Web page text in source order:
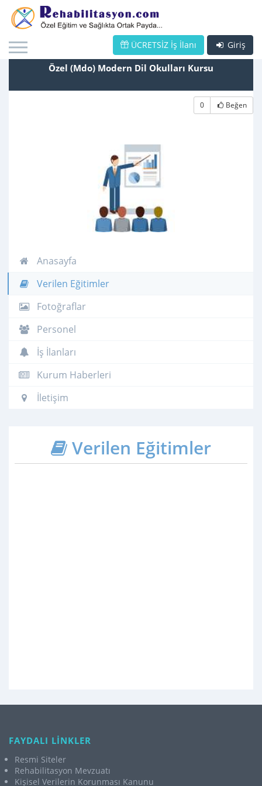
Giriş
ÜCRETSİZ İş İlanı
Özel (Mdo) Modern Dil Okulları Kursu
0 Beğen
Anasayfa
Verilen Eğitimler
Fotoğraflar
Personel
İş İlanları
Kurum Haberleri
İletişim
Verilen Eğitimler
FAYDALI LİNKLER
Resmi Siteler
Rehabilitasyon Mevzuatı
Kişisel Verilerin Korunması Kanunu